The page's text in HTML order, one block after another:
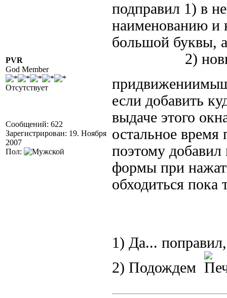
PVR
God Member
Отсутствует
Сообщений: 622
Зарегистрирован: 19. Ноября
2007
Пол:
подправил 1) в
наименованию и
большой буквы,
2) новый
если добавить
выдаче этого
остальное
поэтому
формы при
обходиться пока
1) Да...
2) Подождем